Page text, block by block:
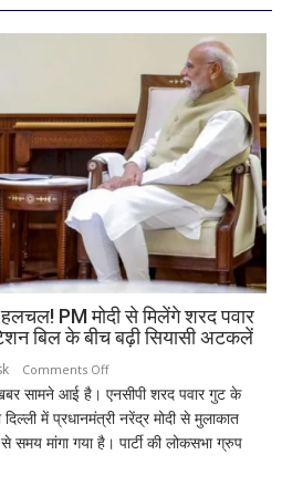
के
छात्र
बनाया
बायोसेंसर,
कुछ
बूंद
खून
से
शुरुआती
होगी
पहचान
हलचल! PM मोदी से मिलेंगे शरद पवार
बिल के बीच बढ़ी सियासी अटकलें
Comments Offon
महाराष्ट्र
की
राजनीति
खबर सामने आई है। एनसीपी शरद पवार गुट के
में प्रधानमंत्री नरेंद्र मोदी से मुलाकात
मांगा गया है। पार्टी की लोकसभा ग्रुप